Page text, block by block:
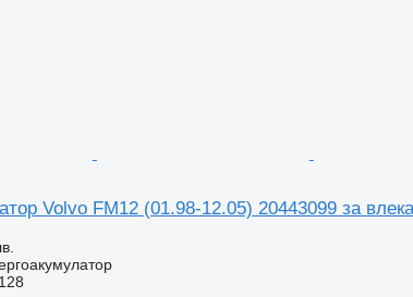
Volvo FM12 (01.98-12.05) 20443099 за